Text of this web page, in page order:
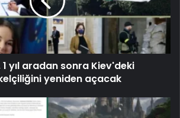
yıl aradan sonra Kiev'deki
yeniden açacak